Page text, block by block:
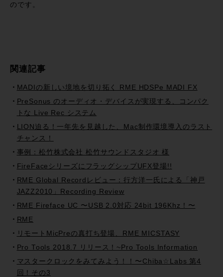
のです。
関連記事
MADIの新しい境地を切り拓く RME HDSPe MADI FX
PreSonus のオーディオ・デバイスが実現する、コンパク
トな Live Rec システム
LION迫る！一年先を見越した、Mac制作環境導入のラスト
チャンス！
事例：松竹株式会社 松竹サウンドスタジオ 様
FireFaceシリーズにフラッグシップUFX登場!!
RME Global Recordレビュー：行方洋一氏による「神戸
JAZZ2010」Recording Review
RME Fireface UC 〜USB 2.0対応 24bit 196Khz！〜
RME
リモートMicPreの真打ち登場、RME MICSTASY
Pro Tools 2018.7 リリース！~Pro Tools Information
マスタークロックをみてみよう！！〜Chiba☆Labs 第4
回！その3